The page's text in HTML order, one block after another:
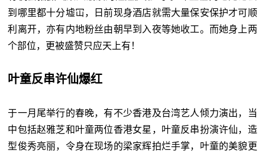
到哪里都十分墟冚，日前现身酒店就需大量保安保护才可顺
利离开，亦有内地粉丝由朝早到入夜等她收工。而她身上两
个部位，更被盛赞只应天上有！
叶童反串许仙爆红
于一月尾举行的春晚，有不少香港及台湾艺人倾力演出，当
中包括赵雅芝和叶童两位香港女星，叶童反串扮演许仙，造
型俊秀亮丽，令身在现场的梁家辉拍烂手掌，叶童的美貌更